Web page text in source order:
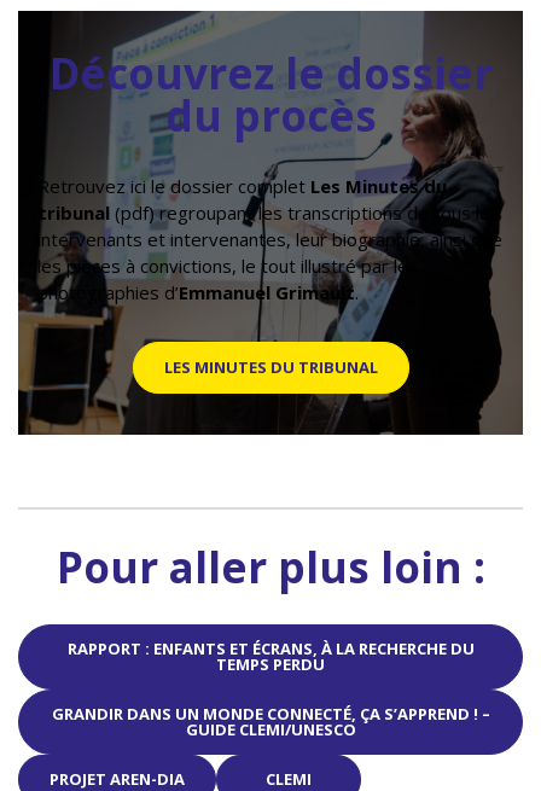
Découvrez le dossier
du procès
Retrouvez ici le dossier complet Les Minutes du
tribunal (pdf) regroupant les transcriptions de tous les
intervenants et intervenantes, leur biographie, ainsi que
les pièces à convictions, le tout illustré par les
photographies d’Emmanuel Grimault.
LES MINUTES DU TRIBUNAL
Pour aller plus loin :
RAPPORT : ENFANTS ET ÉCRANS, À LA RECHERCHE DU
TEMPS PERDU
GRANDIR DANS UN MONDE CONNECTÉ, ÇA S’APPREND ! –
GUIDE CLEMI/UNESCO
PROJET AREN-DIA CLEMI